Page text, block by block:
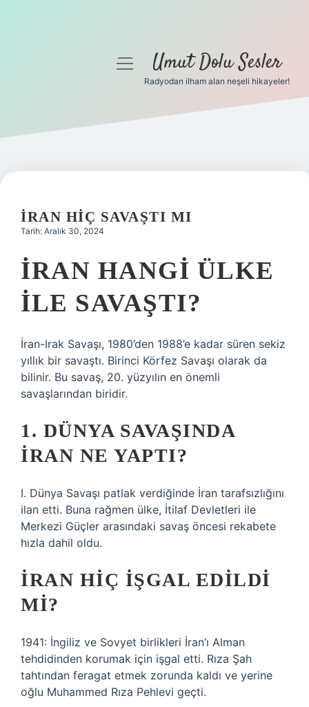
Gizlilik Politikası
Yasal Uyarı
menüyüUmut Dolu Sesler
Radyodan ilham alan neşeli hikayeler!
İRAN HIÇ SAVAŞTI MI
Tarih: Aralık 30, 2024
İRAN HANGI ÜLKE
ILE SAVAŞTI?
İran-Irak Savaşı, 1980’den 1988’e kadar süren sekiz
yıllık bir savaştı. Birinci Körfez Savaşı olarak da
bilinir. Bu savaş, 20. yüzyılın en önemli
savaşlarından biridir.
1. DÜNYA SAVAŞINDA
İRAN NE YAPTI?
I. Dünya Savaşı patlak verdiğinde İran tarafsızlığını
ilan etti. Buna rağmen ülke, İtilaf Devletleri ile
Merkezi Güçler arasındaki savaş öncesi rekabete
hızla dahil oldu.
İRAN HIÇ IŞGAL EDILDI
MI?
1941: İngiliz ve Sovyet birlikleri İran’ı Alman
tehdidinden korumak için işgal etti. Rıza Şah
tahtından feragat etmek zorunda kaldı ve yerine
oğlu Muhammed Rıza Pehlevi geçti.